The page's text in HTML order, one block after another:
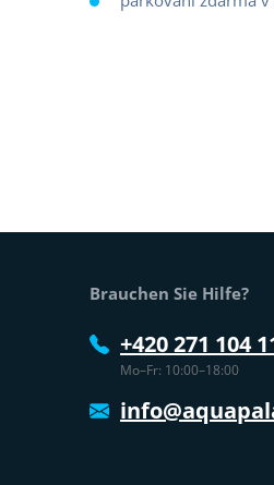
Brauchen Sie Hilfe?
+420 271 104
Mo–Fr: 10:00–18:00